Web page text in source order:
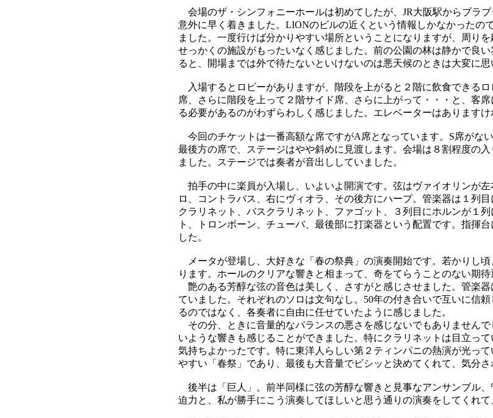
会場のザ・シンフォニーホールは初めてしたが、JR大阪駅からブラ
意外に早く着きました。LIONのビルの近くという情報しかなかったの
ました。一度行けば分かりやすい場所ということになりますが、周りを
せっかくの施設がもったいなく感じました。前の公園の林は静かで良
ると、開場までは外で待たないといけないのは悪天候のときは大変に思
入場するとロビーがありますが、階段を上がると２階に飲食できる
席、さらに階段を上って２階サイド席、さらに上がって・・・と、客
る必要があるのがわずらわしく感じました。エレベーターはありますけ
今回のチケットは一番高額な席ですがA席となっています。S席がな
最後方の席で、ステージはやや斜めに見渡します。会場は８割程度の
ました。ステージでは奏者が音出ししていました。
拍手の中に楽員が入場し、いよいよ開演です。弦はヴァイオリンが左
ロ、コントラバス、右にヴィオラ、その後方にハープ。管楽器は１列
クラリネット、バスクラリネット、ファゴット、３列目にホルンが１
ト、トロンボーン、チューバ、最後部に打楽器という配置です。指揮
した。
メータが登場し、大好きな「春の祭典」の演奏開始です。若かりし
ります。ホールのクリアな響きと相まって、奇をてらうことのない期待
艶のある芳醇な弦の音色は美しく、さすがと感じさせました。管楽
ていました。それぞれのソロは文句なし。50年の付き合いで互いに信
るのではなく、各奏者に自由に任せていたように感じました。
その分、ときに音量的なバランスの悪さを感じないでもありません
いような響きも感じることができました。特にクラリネットは目立っ
気持ちよかったです。特に東洋人らしい第２ティンパニの熱演が光っ
やすい「春祭」であり、最後も大音量でビシッと決めてくれて、気分さ
後半は「巨人」。前半同様に弦の芳醇な響きと見事なアンサンブル
迫力と、私が勝手にこう演奏してほしいと思う通りの演奏をしてくれて